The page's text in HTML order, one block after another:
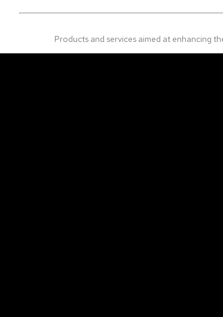
Products and services aimed at enhancing